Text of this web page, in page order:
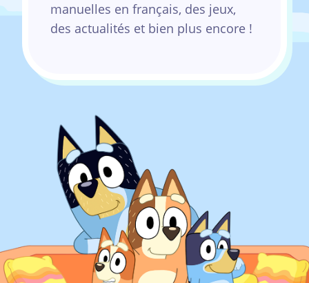
manuelles en français, des jeux,
des actualités et bien plus encore !